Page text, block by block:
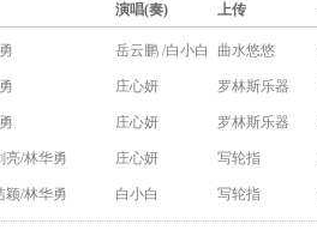
演唱(奏) 上传
岳云鹏 /白小白 曲水悠悠
庄心妍 罗林斯乐器
庄心妍 罗林斯乐器
亮/林华勇 庄心妍 写轮指
颖/林华勇 白小白 写轮指